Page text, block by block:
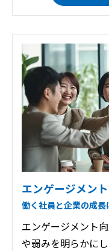
エンゲージメン
働く社員と企業の成
エンゲージメント
や弱みを明らかに